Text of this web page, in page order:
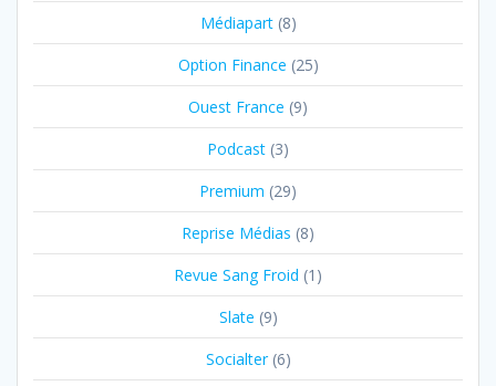
Médiapart(8)
Option Finance (25)
Ouest France (9)
Podcast (3)
Premium (29)
Reprise Médias (8)
Revue Sang Froid (1)
Slate (9)
Socialter(6)